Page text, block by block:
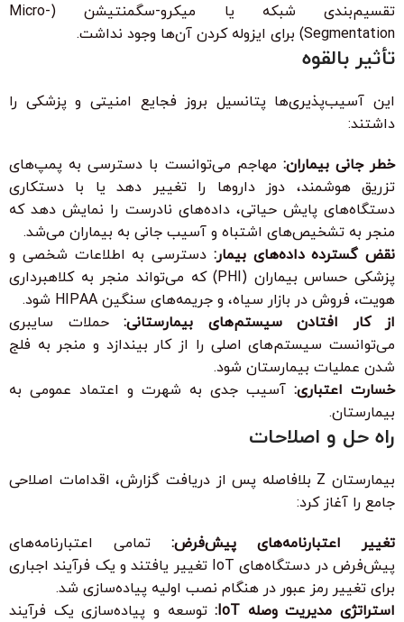
تقسیم‌بندی شبکه یا میکرو-سگمنتیشن (Micro-
Segmentation) برای ایزوله کردن آن‌ها وجود نداشت.
تأثیر بالقوه
این آسیب‌پذیری‌ها پتانسیل بروز فجایع امنیتی و پزشکی را
داشتند:
خطر جانی بیماران: مهاجم می‌توانست با دسترسی به پمپ‌های
تزریق هوشمند، دوز داروها را تغییر دهد یا با دستکاری
دستگاه‌های پایش حیاتی، داده‌های نادرست را نمایش دهد که
منجر به تشخیص‌های اشتباه و آسیب جانی به بیماران می‌شد.
نقض گسترده داده‌های بیمار: دسترسی به اطلاعات شخصی و
پزشکی حساس بیماران (PHI) که می‌تواند منجر به کلاهبرداری
هویت، فروش در بازار سیاه، و جریمه‌های سنگین HIPAA شود.
از کار افتادن سیستم‌های بیمارستانی: حملات سایبری
می‌توانست سیستم‌های اصلی را از کار بیندازد و منجر به فلج
شدن عملیات بیمارستان شود.
خسارت اعتباری: آسیب جدی به شهرت و اعتماد عمومی به
بیمارستان.
راه حل و اصلاحات
بیمارستان Z بلافاصله پس از دریافت گزارش، اقدامات اصلاحی
جامع را آغاز کرد:
تغییر اعتبارنامه‌های پیش‌فرض: تمامی اعتبارنامه‌های
پیش‌فرض در دستگاه‌های IoT تغییر یافتند و یک فرآیند اجباری
برای تغییر رمز عبور در هنگام نصب اولیه پیاده‌سازی شد.
استراتژی مدیریت وصله IoT:
توسعه و پیاده‌سازی یک فرآیند